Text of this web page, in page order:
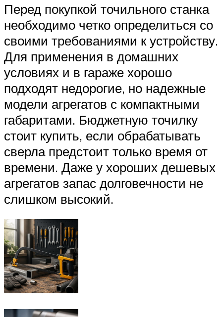
Перед покупкой точильного станка
необходимо четко определиться со
своими требованиями к устройству.
Для применения в домашних
условиях и в гараже хорошо
подходят недорогие, но надежные
модели агрегатов с компактными
габаритами. Бюджетную точилку
стоит купить, если обрабатывать
сверла предстоит только время от
времени. Даже у хороших дешевых
агрегатов запас долговечности не
слишком высокий.